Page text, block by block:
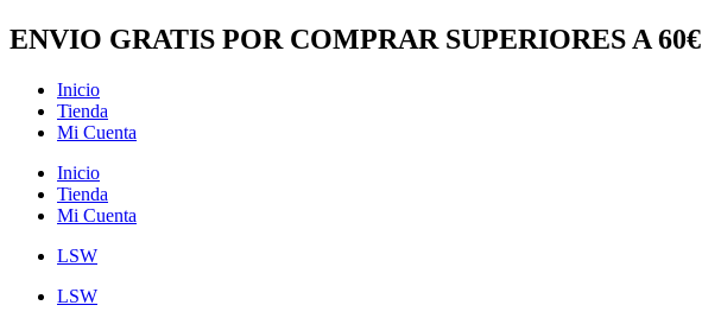
Ir
al
ENVIO GRATIS POR COMPRAR SUPERIORES A 60€
Inicio
Tienda
Mi Cuenta
Inicio
Tienda
Mi Cuenta
LSW
LSW